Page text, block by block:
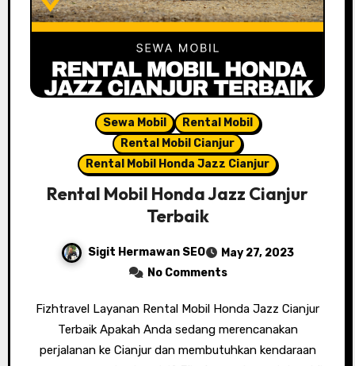
Sewa Mobil
Rental Mobil
Rental Mobil Cianjur
Rental Mobil Honda Jazz Cianjur
Rental Mobil Honda Jazz Cianjur
Terbaik
Sigit Hermawan SEO
May 27, 2023
No Comments
Fizhtravel Layanan Rental Mobil Honda Jazz Cianjur
Terbaik Apakah Anda sedang merencanakan
perjalanan ke Cianjur dan membutuhkan kendaraan